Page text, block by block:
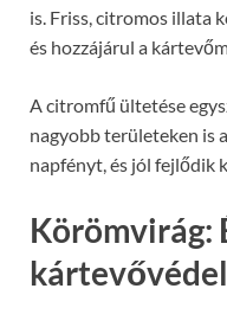
is. Friss, citromos illata
és hozzájárul a
A citromfű ültetése
nagyobb területeken is
napfényt, és jól fejlődik
Körömvirág: